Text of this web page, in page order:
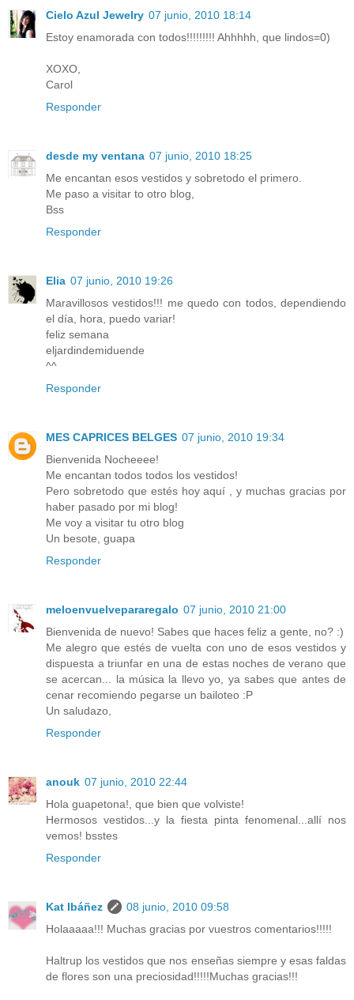
Cielo Azul Jewelry 07 junio, 2010 18:14
Estoy enamorada con todos!!!!!!!!! Ahhhhh, que lindos=0)
XOXO,
Carol
Responder
desde my ventana 07 junio, 2010 18:25
Me encantan esos vestidos y sobretodo el primero.
Me paso a visitar to otro blog,
Bss
Responder
Elia 07 junio, 2010 19:26
Maravillosos vestidos!!! me quedo con todos, dependiendo
el día, hora, puedo variar!
feliz semana
eljardindemiduende
^^
Responder
MES CAPRICES BELGES 07 junio, 2010 19:34
Bienvenida Nocheeee!
Me encantan todos todos los vestidos!
Pero sobretodo que estés hoy aquí , y muchas gracias por
haber pasado por mi blog!
Me voy a visitar tu otro blog
Un besote, guapa
Responder
meloenvuelvepararegalo 07 junio, 2010 21:00
Bienvenida de nuevo! Sabes que haces feliz a gente, no? :)
Me alegro que estés de vuelta con uno de esos vestidos y
dispuesta a triunfar en una de estas noches de verano que
se acercan... la música la llevo yo, ya sabes que antes de
cenar recomiendo pegarse un bailoteo :P
Un saludazo,
Responder
anouk 07 junio, 2010 22:44
Hola guapetona!, que bien que volviste!
Hermosos vestidos...y la fiesta pinta fenomenal...allí nos
vemos! bsstes
Responder
Kat Ibáñez
08 junio, 2010 09:58
Holaaaaa!!! Muchas gracias por vuestros comentarios!!!!!
Haltrup los vestidos que nos enseñas siempre y esas faldas
de flores son una preciosidad!!!!!Muchas gracias!!!